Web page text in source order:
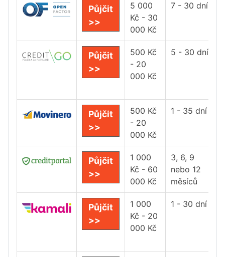
Půjčit
>>
5 000
Kč - 30
000 Kč
7 - 30 dní
Půjčit
>>
500 Kč
- 20
000 Kč
5 - 30 dní
Půjčit
>>
500 Kč
- 20
000 Kč
1 - 35 dní
Půjčit
>>
1 000
Kč - 60
000 Kč
3, 6, 9
nebo 12
měsíců
Půjčit
>>
1 000
Kč - 20
000 Kč
1 - 30 dní